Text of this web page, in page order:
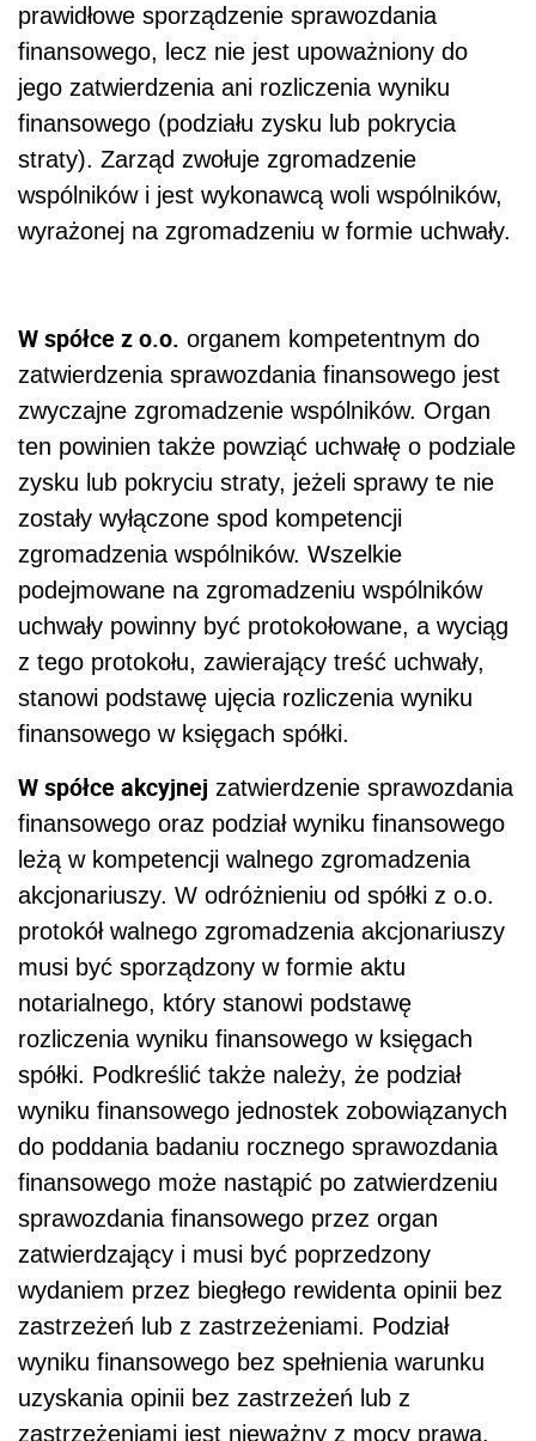
prawidłowe sporządzenie sprawozdania
finansowego, lecz nie jest upoważniony do
jego zatwierdzenia ani rozliczenia wyniku
finansowego (podziału zysku lub pokrycia
straty). Zarząd zwołuje zgromadzenie
wspólników i jest wykonawcą woli wspólników,
wyrażonej na zgromadzeniu w formie uchwały.
W spółce z o.o. organem kompetentnym do
zatwierdzenia sprawozdania finansowego jest
zwyczajne zgromadzenie wspólników. Organ
ten powinien także powziąć uchwałę o podziale
zysku lub pokryciu straty, jeżeli sprawy te nie
zostały wyłączone spod kompetencji
zgromadzenia wspólników. Wszelkie
podejmowane na zgromadzeniu wspólników
uchwały powinny być protokołowane, a wyciąg
z tego protokołu, zawierający treść uchwały,
stanowi podstawę ujęcia rozliczenia wyniku
finansowego w księgach spółki.
W spółce akcyjnej zatwierdzenie sprawozdania
finansowego oraz podział wyniku finansowego
leżą w kompetencji walnego zgromadzenia
akcjonariuszy. W odróżnieniu od spółki z o.o.
protokół walnego zgromadzenia akcjonariuszy
musi być sporządzony w formie aktu
notarialnego, który stanowi podstawę
rozliczenia wyniku finansowego w księgach
spółki. Podkreślić także należy, że podział
wyniku finansowego jednostek zobowiązanych
do poddania badaniu rocznego sprawozdania
finansowego może nastąpić po zatwierdzeniu
sprawozdania finansowego przez organ
zatwierdzający i musi być poprzedzony
wydaniem przez biegłego rewidenta opinii bez
zastrzeżeń lub z zastrzeżeniami. Podział
wyniku finansowego bez spełnienia warunku
uzyskania opinii bez zastrzeżeń lub z
zastrzeżeniami jest nieważny z mocy prawa.